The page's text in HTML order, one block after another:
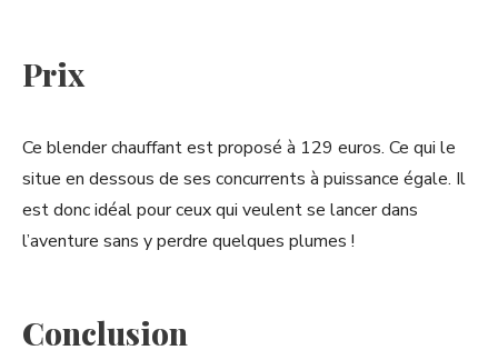
Prix
Ce blender chauffant est proposé à 129 euros. Ce qui le
situe en dessous de ses concurrents à puissance égale. Il
est donc idéal pour ceux qui veulent se lancer dans
l’aventure sans y perdre quelques plumes !
Conclusion